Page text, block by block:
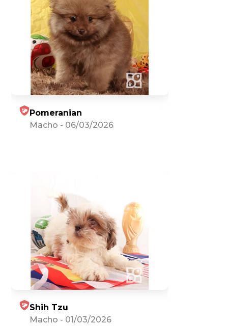
Pomeranian
Macho - 06/03/2026
Shih Tzu
Macho - 01/03/2026